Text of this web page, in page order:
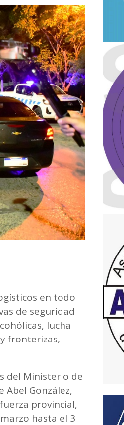
en todo
de seguridad
lucha
fronterizas,
del Ministerio de
Abel González,
provincial,
hasta el 3